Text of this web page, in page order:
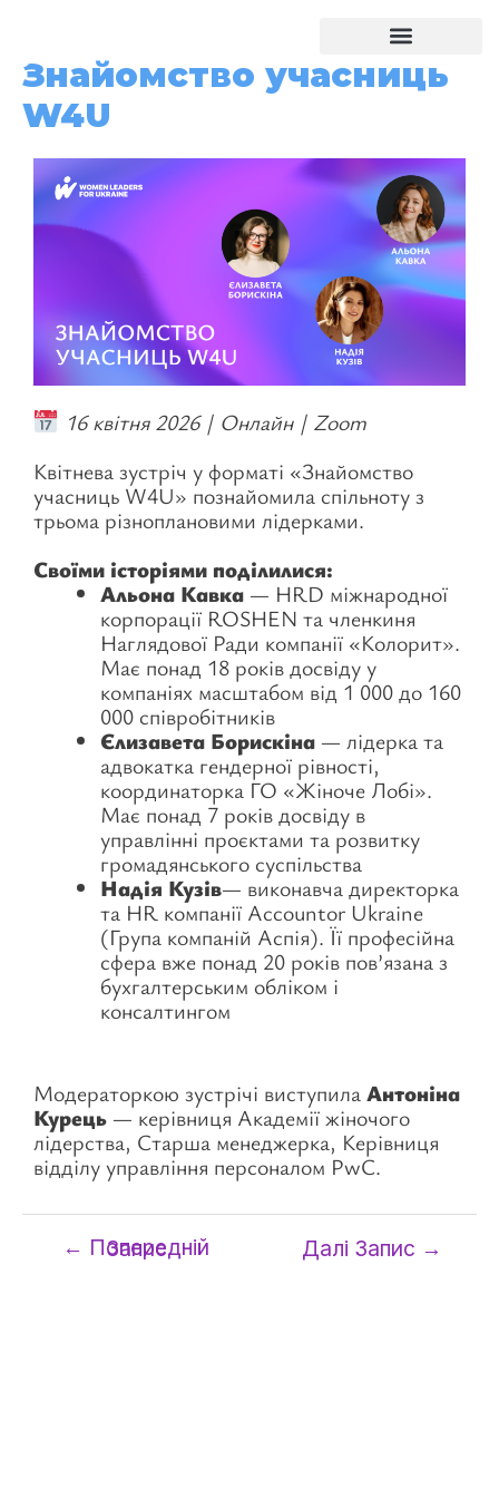
Знайомство учасниць
W4U
16 квітня 2026 | Онлайн | Zoom
Квітнева зустріч у форматі «Знайомство
учасниць W4U» познайомила спільноту з
трьома різноплановими лідерками.
Своїми історіями поділилися:
Альона Кавка — HRD міжнародної
корпорації ROSHEN та членкиня
Наглядової Ради компанії «Колорит».
Має понад 18 років досвіду у
компаніях масштабом від 1 000 до 160
000 співробітників
Єлизавета Борискіна — лідерка та
адвокатка гендерної рівності,
координаторка ГО «Жіноче Лобі».
Має понад 7 років досвіду в
управлінні проєктами та розвитку
громадянського суспільства
Надія Кузів— виконавча директорка
та HR компанії Accountor Ukraine
(Група компаній Аспія). Її професійна
сфера вже понад 20 років пов’язана з
бухгалтерським обліком і
консалтингом
Модераторкою зустрічі виступилаАнтоніна
Курець — керівниця Академії жіночого
лідерства, Старша менеджерка, Керівниця
відділу управління персоналом PwC.
← Попередній Запис Далі Запис →